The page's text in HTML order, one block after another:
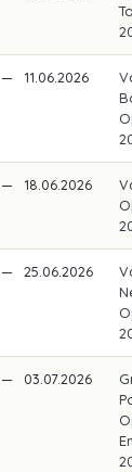
— 11.06.2026
— 18.06.2026
— 25.06.2026
— 03.07.2026